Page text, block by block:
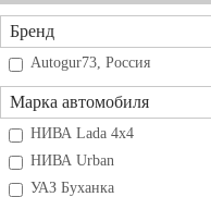
Бренд
Autogur73, Россия
Марка автомобиля
НИВА Lada 4x4
НИВА Urban
УАЗ Буханка